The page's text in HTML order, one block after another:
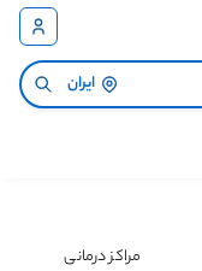
ایران
مراکز درمانی